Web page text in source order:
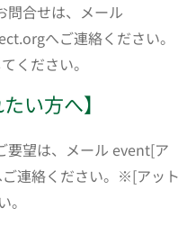
問合せは、メール
へご連絡ください。
ください。
い方へ】
要望は、メール event[ア
連絡ください。※[アット